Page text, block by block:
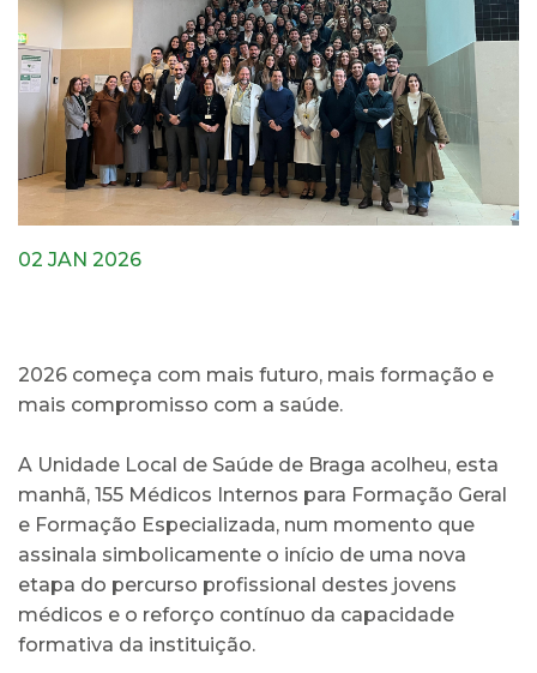
02 JAN 2026
2026 começa com mais futuro, mais formação e
mais compromisso com a saúde.
A Unidade Local de Saúde de Braga acolheu, esta
manhã, 155 Médicos Internos para Formação Geral
e Formação Especializada, num momento que
assinala simbolicamente o início de uma nova
etapa do percurso profissional destes jovens
médicos e o reforço contínuo da capacidade
formativa da instituição.